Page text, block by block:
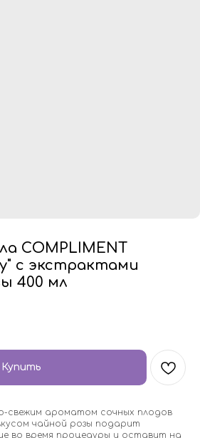
COMPLIMENT
с экстрактами
400 мл
Купить
свежим ароматом сочных плодов
чайной розы подарит
во время процедуры и оставит на